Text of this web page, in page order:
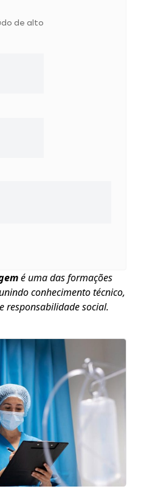
é uma das formações
conhecimento técnico,
responsabilidade social.
de alto